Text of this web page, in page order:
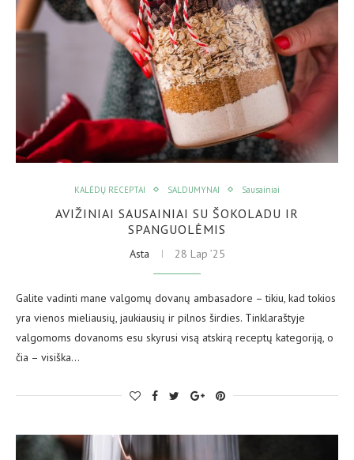
KALĖDŲ RECEPTAI SALDUMYNAI Sausainiai
AVIŽINIAI SAUSAINIAI SU ŠOKOLADU IR
SPANGUOLĖMIS
Asta 28 Lap ’25
Galite vadinti mane valgomų dovanų ambasadore – tikiu, kad tokios
yra vienos mieliausių, jaukiausių ir pilnos širdies. Tinklaraštyje
valgomoms dovanoms esu skyrusi visą atskirą receptų kategoriją, o
čia – visiška…